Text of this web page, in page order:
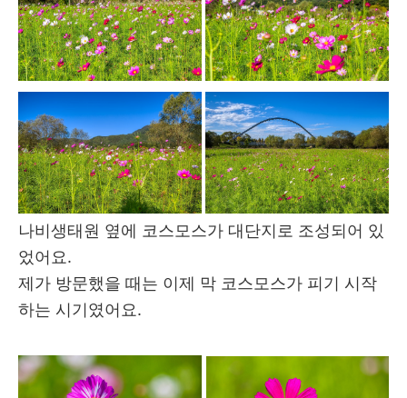
나비생태원 옆에 코스모스가 대단지로 조성되어 있
었어요.
제가 방문했을 때는 이제 막 코스모스가 피기 시작
하는 시기였어요.